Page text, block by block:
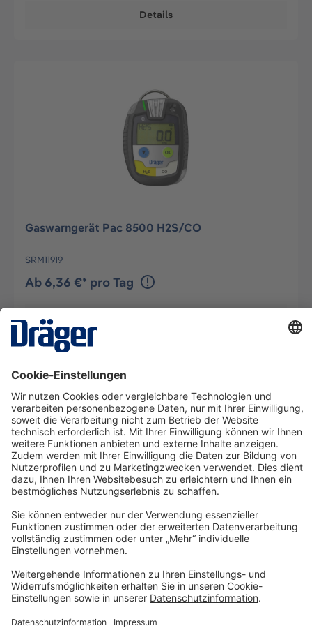
Details
Gaswarngerät Pac 8500 H2S/CO
SRM11919
Ab 6,36 €* pro Tag
Technologyfor Life
Service-Hotline
Shop Service
Informationen